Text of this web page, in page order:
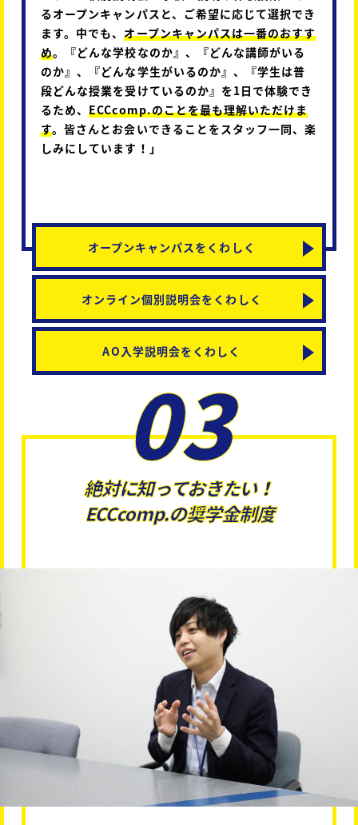
るオープンキャンパスと、ご希望に応じて選択でき
ます。中でも、オープンキャンパスは一番のおすす
め。『どんな学校なのか』、『どんな講師がいる
のか』、『どんな学生がいるのか』、『学生は普
段どんな授業を受けているのか』を1日で体験でき
るため、ECCcomp.のことを最も理解いただけま
す。皆さんとお会いできることをスタッフ一同、楽
しみにしています！」
オープンキャンパスをくわしく
オンライン個別説明会をくわしく
AO入学説明会をくわしく
03
絶対に知っておきたい！
ECCcomp.の奨学金制度